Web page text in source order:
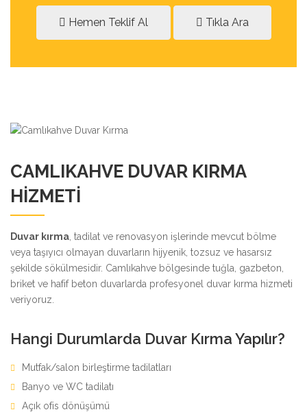
Hemen Teklif Al Tıkla Ara
CAMLIKAHVE DUVAR KIRMA
HIZMETI
Duvar kırma , tadilat ve renovasyon işlerinde mevcut bölme
veya taşıyıcı olmayan duvarların hijyenik, tozsuz ve hasarsız
şekilde sökülmesidir. Camlıkahve bölgesinde tuğla, gazbeton,
briket ve hafif beton duvarlarda profesyonel duvar kırma hizmeti
veriyoruz.
Hangi Durumlarda Duvar Kırma Yapılır?
Mutfak/salon birleştirme tadilatları
Banyo ve WC tadilatı
Açık ofis dönüşümü